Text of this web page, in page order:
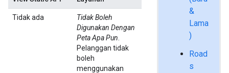
&
Lama
)
Road
s
Tidak ada
Tidak Boleh
Digunakan Dengan
Peta Apa Pun
Pelanggan tidak
boleh
menggunakan